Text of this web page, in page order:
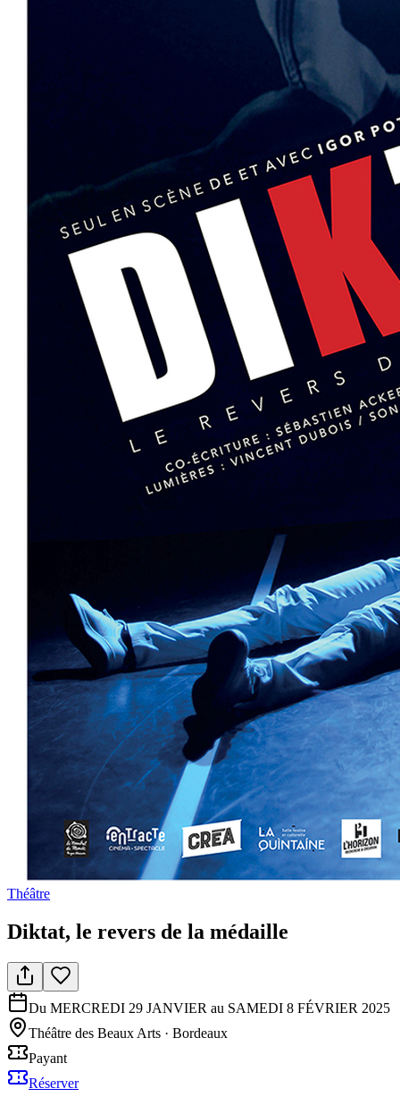
Théâtre
Diktat, le revers de la médaille
Du MERCREDI 29 JANVIER au SAMEDI 8 FÉVRIER 2025
Théâtre des Beaux Arts · Bordeaux
Payant
Réserver